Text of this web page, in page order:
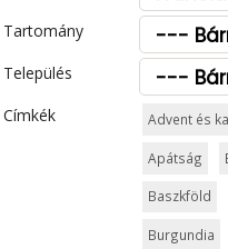
Tartomány
Település
Címkék
Advent és
Apátság
Baszkföld
Burgundia